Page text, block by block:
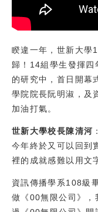
睽違一年，世新大學
歸！14組學生發揮四
的研究中，首日開幕
學院院長阮明淑，及
加油打氣。
世新大學校長陳清河
今年終於又可以回到
裡的成就感難以用文
資訊傳播學系108級
做《00無限公司》，